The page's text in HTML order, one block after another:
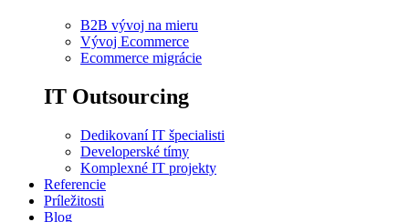
B2B vývoj na mieru
Vývoj Ecommerce
Ecommerce migrácie
IT Outsourcing
Dedikovaní IT špecialisti
Developerské tímy
Komplexné IT projekty
Referencie
Príležitosti
Blog